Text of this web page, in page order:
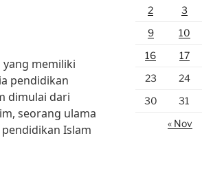
yang memiliki
pendidikan
dimulai dari
seorang ulama
Islam
2
3
9
10
16
17
23
24
30
31
« Nov